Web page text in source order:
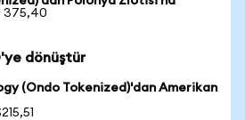
375,40
dönüştür
(Ondo Tokenized)'dan Amerikan